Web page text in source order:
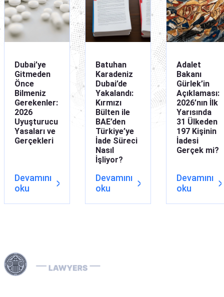
İade
Interpol Gümüş
Interpol
Dubai’ye
Gitmeden
Önce
Bilmeniz
Gerekenler:
2026
Uyuşturucu
Yasaları ve
Gerçekleri
Devamını
oku
Batuhan
Karadeniz
Dubai’de
Yakalandı:
Kırmızı
Bülten ile
BAE’den
Türkiye’ye
İade Süreci
Nasıl
İşliyor?
Devamını
oku
Adalet
Bakanı
Gürlek’in
Açıklaması:
2026’nın İlk
Yarısında
31 Ülkeden
197 Kişinin
İadesi
Gerçek mi?
Devamını
oku